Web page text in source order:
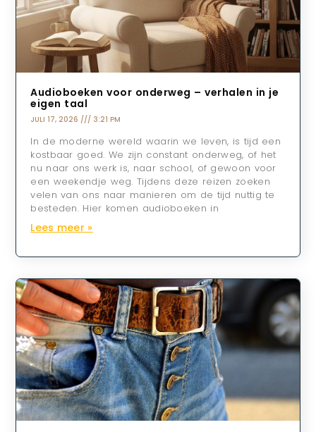
Audioboeken voor onderweg – verhalen in je
eigen taal
JULI 17, 2026 3:21 PM
In de moderne wereld waarin we leven, is tijd een
kostbaar goed. We zijn constant onderweg, of het
nu naar ons werk is, naar school, of gewoon voor
een weekendje weg. Tijdens deze reizen zoeken
velen van ons naar manieren om de tijd nuttig te
besteden. Hier komen audioboeken in
Lees meer »